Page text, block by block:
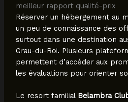
meilleur rapport qualité-prix
Réserver un hébergement au
un peu de connaissance des
surtout dans une destination
Grau-du-Roi. Plusieurs
permettent d’accéder aux
les évaluations pour orienter
Le resort familial Belambra